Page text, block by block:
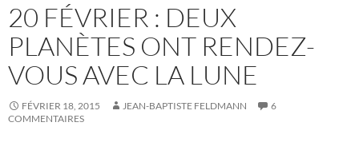
20 FÉVRIER : DEUX
PLANÈTES ONT RENDEZ-
VOUS AVEC LA LUNE
FÉVRIER 18, 2015 JEAN-BAPTISTE FELDMANN
6
COMMENTAIRES